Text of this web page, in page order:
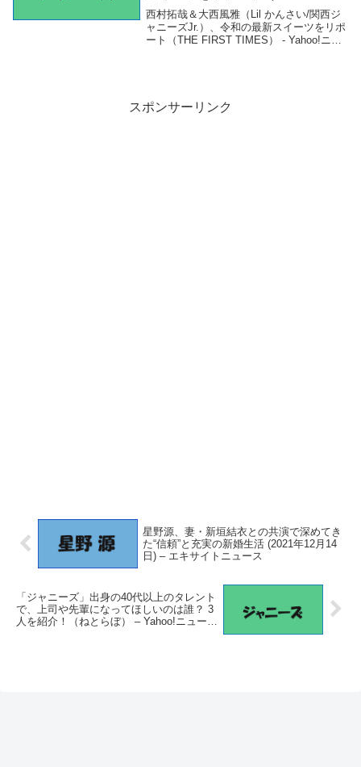
TIMES） – Yahoo!ニュース –
Yahoo!ニュース
西村拓哉＆大西風雅（Lil かんさい/関西ジ
ャニーズJr.）、令和の最新スイーツをリポ
ート（THE FIRST TIMES） - Yahoo!ニュ
スポンサーリンク
星野源、妻・新垣結衣との共演で深めてき
た“信頼”と充実の新婚生活 (2021年12月14
日) – エキサイトニュース
「ジャニーズ」出身の40代以上のタレント
で、上司や先輩になってほしいのは誰？ 3
人を紹介！（ねとらぼ） – Yahoo!ニュース